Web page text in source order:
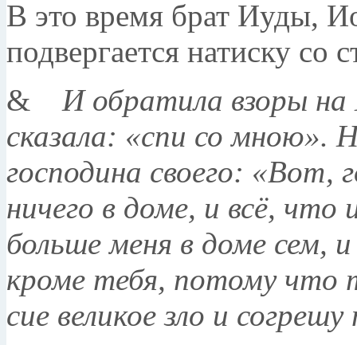
В это время брат Иуды,
подвергается натиску со
& И обратила взоры
сказала: «спи со мною».
господина своего: «Вот,
ничего в доме, и всё,
больше меня в доме сем,
кроме тебя, потому что
сие великое зло и